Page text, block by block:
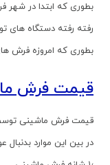
بطوری که ابتدا در شهر فرش کاشان فرش های ۳۳۰
رفته رفته دستگاه های
بطوری که امروزه فرش
قیمت فرش
قیمت فرش ماشینی توسط
در بین این موارد